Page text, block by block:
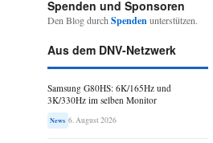
Spenden und Sponsoren
Den Blog durch Spendenunterstützen.
Aus dem DNV-Netzwerk
Samsung G80HS: 6K/165Hz und
3K/330Hz im selben Monitor
News 6. August 2026